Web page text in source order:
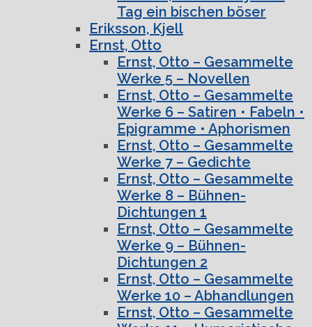
Tag ein bischen böser
Eriksson, Kjell
Ernst, Otto
Ernst, Otto – Gesammelte
Werke 5 – Novellen
Ernst, Otto – Gesammelte
Werke 6 – Satiren • Fabeln •
Epigramme • Aphorismen
Ernst, Otto – Gesammelte
Werke 7 – Gedichte
Ernst, Otto – Gesammelte
Werke 8 – Bühnen-
Dichtungen 1
Ernst, Otto – Gesammelte
Werke 9 – Bühnen-
Dichtungen 2
Ernst, Otto – Gesammelte
Werke 10 – Abhandlungen
Ernst, Otto – Gesammelte